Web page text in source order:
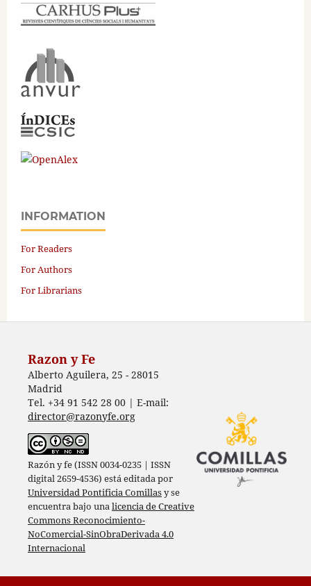
INFORMATION
For Readers
For Authors
For Librarians
Razon y Fe
Alberto Aguilera, 25 - 28015
Madrid
Tel. +34 91 542 28 00 | E-mail:
director@razonyfe.org
Razón y fe (ISSN 0034-0235 | ISSN
digital 2659-4536) está editada por
Universidad Pontificia Comillasy se
encuentra bajo unalicencia de Creative
Commons Reconocimiento-
NoComercial-SinObraDerivada 4.0
Internacional